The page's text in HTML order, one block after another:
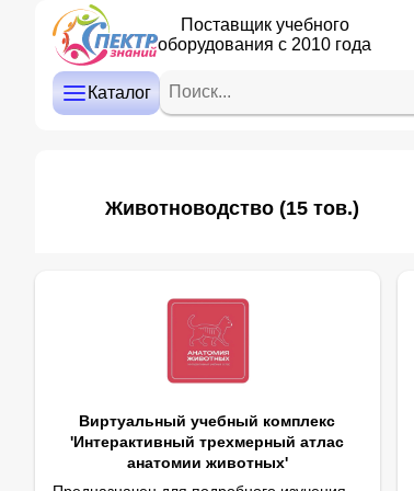
Поставщик учебного
оборудования с 2010 года
Каталог
ДЕТСКИЙ САД
НАЧАЛЬНАЯ ШКОЛА
КАБИНЕТ ЛОГОПЕДА/ПСИХОЛОГА
Животноводство (15 тов.)
Виртуальный учебный комплекс
'Интерактивный трехмерный атлас
анатомии животных'